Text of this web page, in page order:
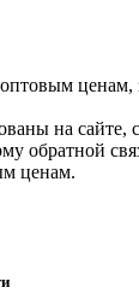
ценам,
на сайте,
обратной
ценам.